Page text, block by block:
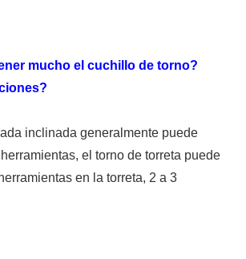
mucho el cuchillo de torno?
inclinada generalmente puede
el torno de torreta puede
en la torreta, 2 a 3